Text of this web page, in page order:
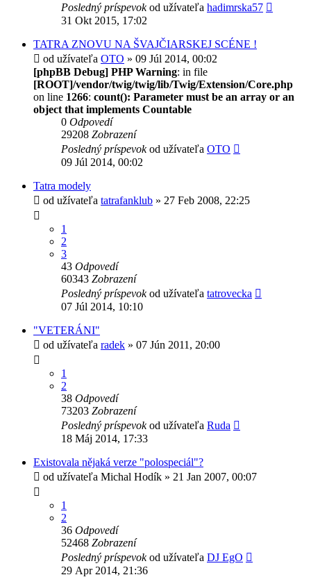
Posledný príspevokod užívateľa hadimrska57
31 Okt 2015, 17:02
TATRA ZNOVU NA ŠVAJČIARSKEJ SCÉNE !
od užívateľa OTO » 09 Júl 2014, 00:02
[phpBB Debug] PHP Warning: in file
[ROOT]/vendor/twig/twig/lib/Twig/Extension/Core.php
on line 1266: count(): Parameter must be an array or an
object that implements Countable
0 Odpovedí
29208 Zobrazení
Posledný príspevokod užívateľa OTO
09 Júl 2014, 00:02
Tatra modely
od užívateľa tatrafanklub » 27 Feb 2008, 22:25
1
2
3
43 Odpovedí
60343 Zobrazení
Posledný príspevokod užívateľa tatrovecka
07 Júl 2014, 10:10
"VETERÁNI"
od užívateľa radek » 07 Jún 2011, 20:00
1
2
38 Odpovedí
73203 Zobrazení
Posledný príspevokod užívateľa Ruda
18 Máj 2014, 17:33
Existovala nějaká verze "polospeciál"?
od užívateľa Michal Hodík » 21 Jan 2007, 00:07
1
2
36 Odpovedí
52468 Zobrazení
Posledný príspevokod užívateľa DJ EgO
29 Apr 2014, 21:36